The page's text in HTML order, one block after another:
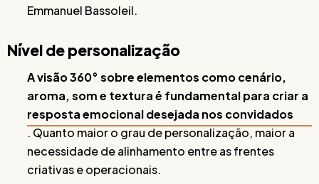
Emmanuel Bassoleil.
Nível de personalização
A visão 360° sobre elementos como cenário,
aroma, som e textura é fundamental para criar a
resposta emocional desejada nos convidados
. Quanto maior o grau de personalização, maior a
necessidade de alinhamento entre as frentes
criativas e operacionais.